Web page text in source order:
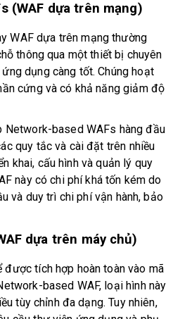
(WAF dựa trên mạng)
WAF dựa trên mạng thường
thông qua một thiết bị chuyên
dụng càng tốt. Chúng hoạt
cứng và có khả năng giảm độ
Network-based WAFs hàng đầu
quy tắc và cài đặt trên nhiều
khai, cấu hình và quản lý quy
này có chi phí khá tốn kém do
và duy trì chi phí vận hành, bảo
dựa trên máy chủ)
tích hợp hoàn toàn vào mã
based WAF, loại hình này
tùy chỉnh đa dạng. Tuy nhiên,